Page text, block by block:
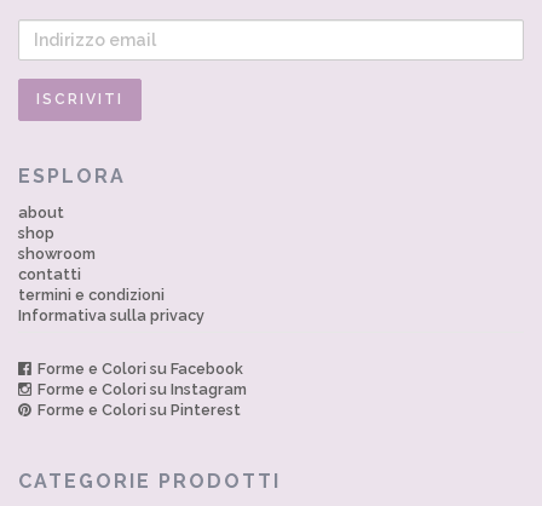
ESPLORA
about
shop
showroom
contatti
termini e condizioni
Informativa sulla privacy
Forme e Colori su Facebook
Forme e Colori su Instagram
Forme e Colori su Pinterest
CATEGORIE PRODOTTI